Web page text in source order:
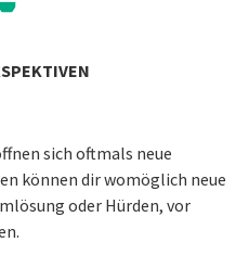
sich oftmals neue
können dir womöglich neue
oder Hürden, vor